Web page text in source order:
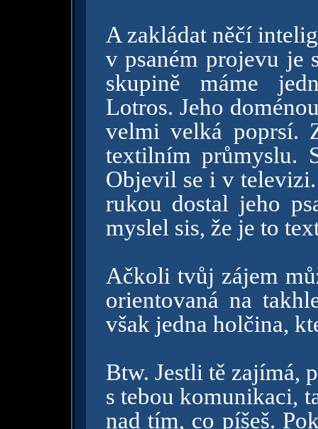
A zakládat něčí
v psaném projevu je
skupině máme
Lotros. Jeho
velmi velká poprsí.
textilním průmyslu.
Objevil se i v televizi.
rukou dostal jeho
myslel sis, že je to
Ačkoli tvůj zájem
orientovaná na
však jedna holčina,
Btw. Jestli tě zajímá,
s tebou komunikaci,
nad tím, co píšeš.